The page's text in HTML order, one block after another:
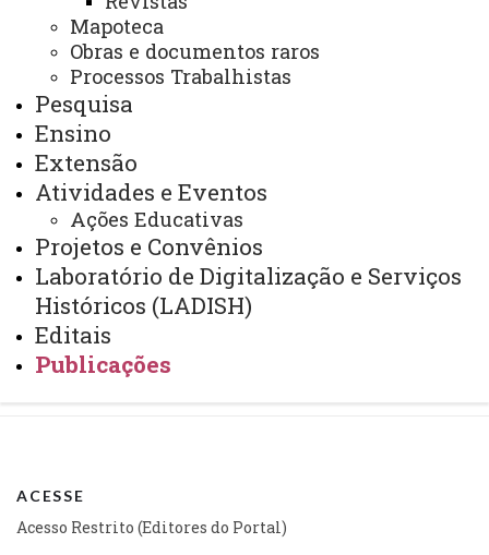
Mapoteca
Obras e documentos raros
Processos Trabalhistas
Pesquisa
Ensino
Extensão
Atividades e Eventos
Ações Educativas
Projetos e Convênios
Laboratório de Digitalização e Serviços
Históricos (LADISH)
Editais
Publicações
Publicações
ATUALIZAÇÃO MAIS RECENTE: 02 DE MAIO DE 2023
ACESSOS: 2630
Você está aqui:
Unioeste
Marechal Cândido Rondon - Página Principal
Núcleos
ACESSE
Acesso Restrito (Editores do Portal)